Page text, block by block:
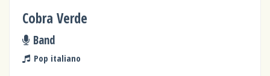
Cobra Verde
Band
Pop italiano